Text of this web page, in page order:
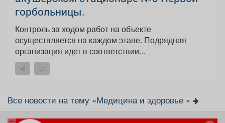
горбольницы.
Контроль за ходом работ на объекте
осуществляется на каждом этапе. Подрядная
организация идет в соответствии...
Все новости на тему «Медицина и здоровье »